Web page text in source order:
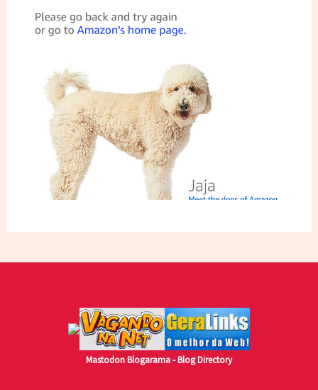
MastodonBlogarama - Blog Directory